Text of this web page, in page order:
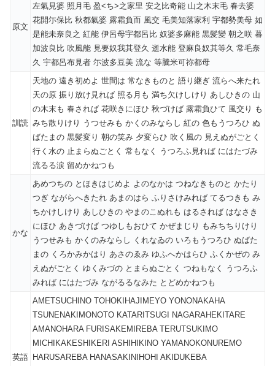
原文
左氣見婆 照月毛 盈<ち>之家里 安之比奇能 山之木末毛 春去婆
花開尓保比 秋都氣婆 露霜負而 風交 毛美知落家利 宇都勢美母 如
是能未奈良之 紅能 伊呂母宇都呂比 奴婆多麻能 黒髪變 朝之咲 暮
加波良比 吹風能 見要奴我其登久 逝水能 登麻良奴其等久 常毛奈
久 宇都呂布見者 尓波多豆美 流な 等騰米可祢都母
訓読
天地の 遠き初めよ 世間は 常なきものと 語り継ぎ 流らへ来たれ
天の原 振り放け見れば 照る月も 満ち欠けしけり あしひきの 山
の木末も 春されば 花咲きにほひ 秋づけば 露霜負ひて 風交り も
みち散りけり うつせみも かくのみならし 紅の 色もうつろひ ぬ
ばたまの 黒髪変り 朝の笑み 夕変らひ 吹く風の 見えぬがごとく
行く水の 止まらぬごとく 常もなく うつろふ見れば にはたづみ
流るる涙 留めかねつも
かな
あめつちの とほきはじめよ よのなかは つねなきものと かたり
つぎ ながらへきたれ あまのはら ふりさけみれば てるつきも み
ちかけしけり あしひきの やまのこぬれも はるされば はなさき
にほひ あきづけば つゆしもおひて かぜまじり もみちちりけり
うつせみも かくのみならし くれなゐの いろもうつろひ ぬばた
まの くろかみかはり あさのゑみ ゆふへかはらひ ふくかぜの み
えぬがごとく ゆくみづの とまらぬごとく つねもなく うつろふ
みれば にはたづみ ながるるなみた とどめかねつも
英語
AMETSUCHINO TOHOKIHAJIMEYO YONONAKAHA
TSUNENAKIMONOTO KATARITSUGI NAGARAHEKITARE
AMANOHARA FURISAKEMIREBA TERUTSUKIMO
MICHIKAKESHIKERI ASHIHIKINO YAMANOKONUREMO
HARUSAREBA HANASAKINIHOHI AKIDUKEBA